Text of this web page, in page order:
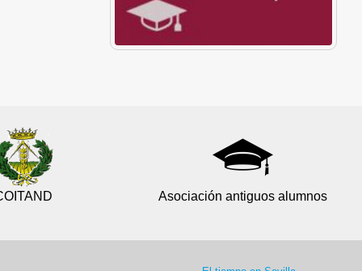
Asociación antiguos alumnos